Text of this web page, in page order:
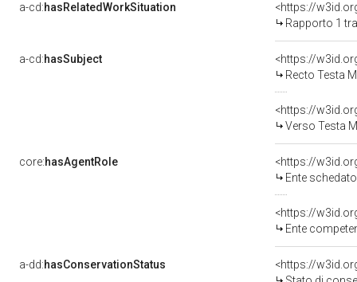
a-cd:hasRelatedWorkSituation
<https://
Rapporto 1
a-cd:hasSubject
<https://
Recto Testa
<https://
Verso Testa
core:hasAgentRole
<https://
Ente
<https://
Ente competente
a-dd:hasConservationStatus
<https://